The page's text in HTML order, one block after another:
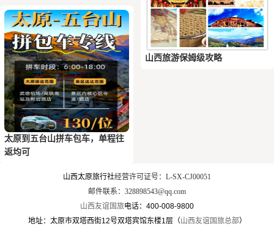
太原到五台山拼车包车，单程往
返均可
山西旅游保姆级攻略
山西太原旅行社经营许可证号：L-SX-CJ00051
邮件联系：328898543@qq.com
山西友谊国旅电话：400-008-9800
地址：太原市双塔西街12号双塔宾馆东楼1层（山西友谊国旅总部）